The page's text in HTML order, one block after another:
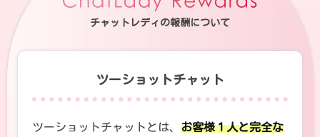
チャットレディの報酬について
ツーショットチャット
ツーショットチャットとは、 お客様１人と完全な